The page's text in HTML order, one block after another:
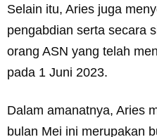
Selain itu, Aries juga
pengabdian serta secara
orang ASN yang telah
pada 1 Juni 2023.
Dalam amanatnya, Aries
bulan Mei ini merupakan